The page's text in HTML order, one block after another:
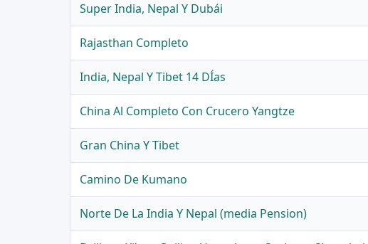
Super India, Nepal Y Dubái
Rajasthan Completo
India, Nepal Y Tibet 14 DÍas
China Al Completo Con Crucero Yangtze
Gran China Y Tibet
Camino De Kumano
Norte De La India Y Nepal (media Pension)